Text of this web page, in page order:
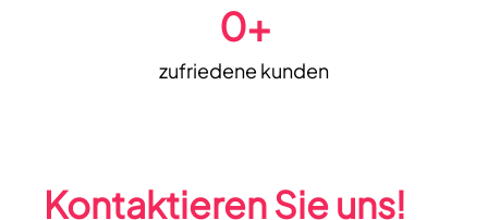
zufriedene kunden
0+
Kontaktieren Sie uns!